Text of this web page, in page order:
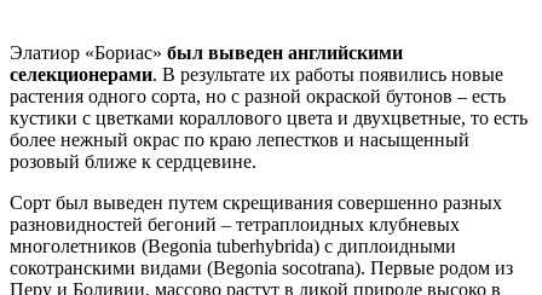
Элатиор «Бориас» был выведен английскими
селекционерами. В результате их работы появились новые
растения одного сорта, но с разной окраской бутонов – есть
кустики с цветками кораллового цвета и двухцветные, то есть
более нежный окрас по краю лепестков и насыщенный
розовый ближе к сердцевине.
Сорт был выведен путем скрещивания совершенно разных
разновидностей бегоний – тетраплоидных клубневых
многолетников (Begonia tuberhybrida) с диплоидными
сокотранскими видами (Вegonia socotrana). Первые родом из
Перу и Боливии, массово растут в дикой природе высоко в